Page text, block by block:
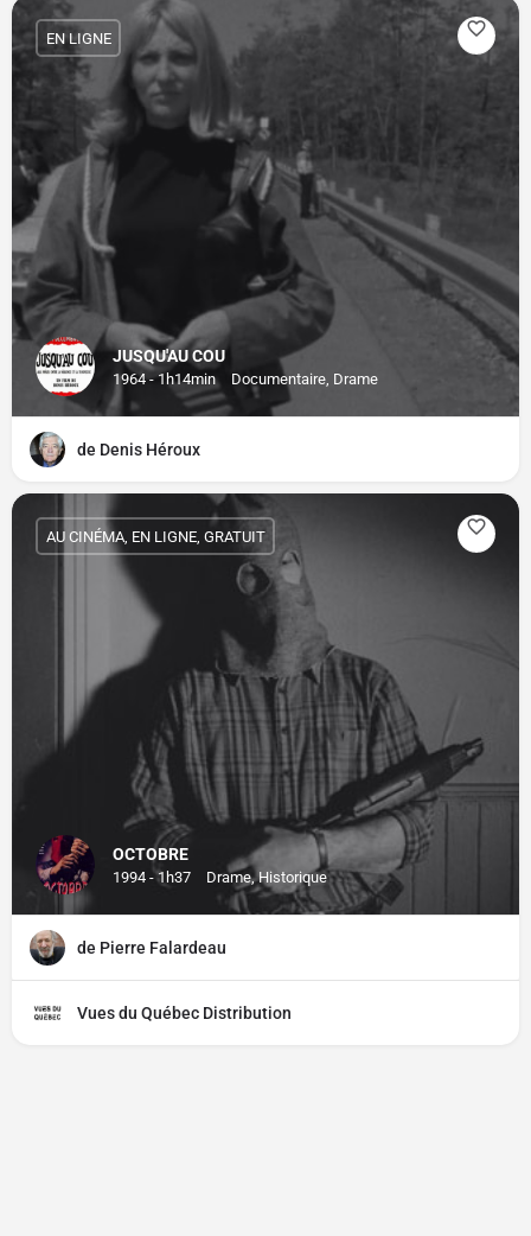
JUSQU'AU COU
1964 - 1h14min Documentaire, Drame
EN LIGNE
de Denis Héroux
OCTOBRE
1994 - 1h37 Drame, Historique
AU CINÉMA, EN LIGNE, GRATUIT
de Pierre Falardeau
Vues du Québec Distribution